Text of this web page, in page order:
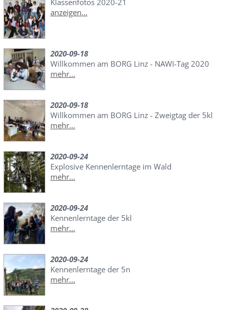
anzeigen...
2020-09-18
Willkommen am BORG Linz - NAWI-Tag 2020
mehr...
2020-09-18
Willkommen am BORG Linz - Zweigtag der 5kl
mehr...
2020-09-24
Explosive Kennenlerntage im Wald
mehr...
2020-09-24
Kennenlerntage der 5kl
mehr...
2020-09-24
Kennenlerntage der 5n
mehr...